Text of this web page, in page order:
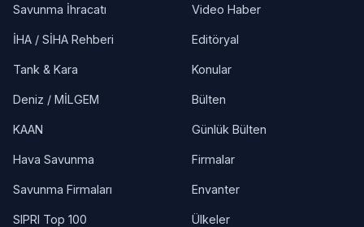
Savunma İhracatı
İHA / SİHA Rehberi
Tank & Kara
Deniz / MİLGEM
KAAN
Hava Savunma
Savunma Firmaları
SIPRI Top 100
Video Haber
Editöryal
Konular
Bülten
Günlük Bülten
Firmalar
Envanter
Ülkeler